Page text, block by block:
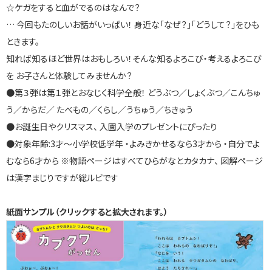
☆ケガをすると血がでるのはなんで？
… 今回もたのしいお話がいっぱい！ 身近な「なぜ？」「どうして？」をひも
ときます。
知れば知るほど世界はおもしろい！そんな知るよろこび・考えるよろこび
を お子さんと体験してみませんか？
●第３弾は第１弾とおなじく科学全般！ どうぶつ／しょくぶつ／こんちゅ
う／からだ／ たべもの／くらし／うちゅう／ちきゅう
●お誕生日やクリスマス、 入園入学のプレゼントにぴったり
●対象年齢:3才～小学校低学年 ・よみきかせるなら3才から ・自分でよ
むなら6才から ※物語ページはすべてひらがなとカタカナ、 図解ページ
は漢字まじりですが総ルビです
紙面サンプル（クリックすると拡大されます。）